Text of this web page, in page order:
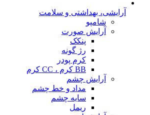
آرایشی، بهداشتی و سلامت
شامپو
آرایش صورت
پنکک
رژ گونه
کرم پودر
BB کرم ، CC کرم
آرایش چشم
مداد و خط چشم
سایه چشم
ریمل